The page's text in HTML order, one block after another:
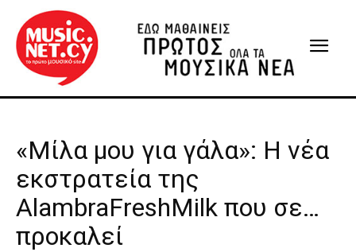
«Μίλα μου για γάλα»: Η νέα
εκστρατεία της
AlambraFreshMilk που σε…
προκαλεί